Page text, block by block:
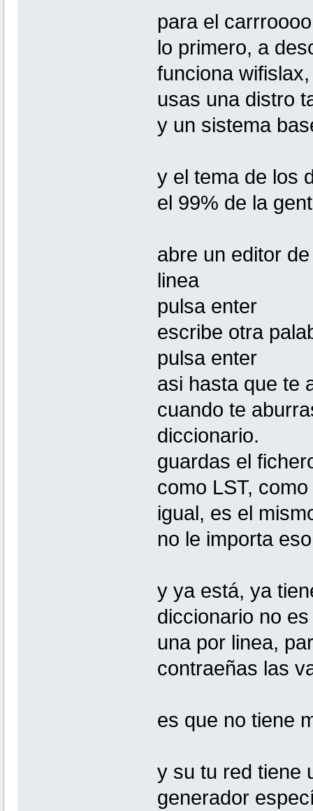
para el
lo primero, a
funciona
usas una distro
y un sistema
y el tema de los
el 99% de la
abre un editor
linea
pulsa enter
escribe otra
pulsa enter
asi hasta que te
cuando te
diccionario.
guardas el
como LST,
igual, es el
no le importa
y ya está, ya
diccionario no
una por linea,
contraeñas las
es que no tiene
y su tu red tiene
generador